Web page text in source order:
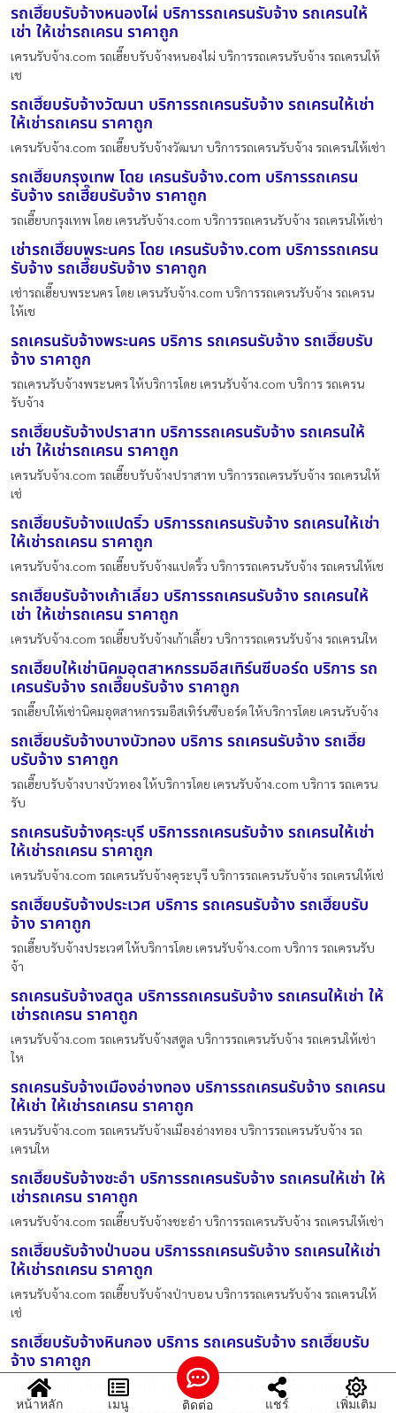
รถเฮี๊ยบรับจ้างหนองไผ่ บริการรถเครนรับจ้าง รถเครนให้
เช่า ให้เช่ารถเครน ราคาถูก
เครนรับจ้าง.com รถเฮี๊ยบรับจ้างหนองไผ่ บริการรถเครนรับจ้าง รถเครนให้
เช
รถเฮี๊ยบรับจ้างวัฒนา บริการรถเครนรับจ้าง รถเครนให้เช่า
ให้เช่ารถเครน ราคาถูก
เครนรับจ้าง.com รถเฮี๊ยบรับจ้างวัฒนา บริการรถเครนรับจ้าง รถเครนให้เช่า
รถเฮี๊ยบกรุงเทพ โดย เครนรับจ้าง.com บริการรถเครน
รับจ้าง รถเฮี๊ยบรับจ้าง ราคาถูก
รถเฮี๊ยบกรุงเทพ โดย เครนรับจ้าง.com บริการรถเครนรับจ้าง รถเครนให้เช่า
เช่ารถเฮี๊ยบพระนคร โดย เครนรับจ้าง.com บริการรถเครน
รับจ้าง รถเฮี๊ยบรับจ้าง ราคาถูก
เช่ารถเฮี๊ยบพระนคร โดย เครนรับจ้าง.com บริการรถเครนรับจ้าง รถเครน
ให้เช
รถเครนรับจ้างพระนคร บริการ รถเครนรับจ้าง รถเฮี๊ยบรับ
จ้าง ราคาถูก
รถเครนรับจ้างพระนคร ให้บริการโดย เครนรับจ้าง.com บริการ รถเครน
รับจ้าง
รถเฮี๊ยบรับจ้างปราสาท บริการรถเครนรับจ้าง รถเครนให้
เช่า ให้เช่ารถเครน ราคาถูก
เครนรับจ้าง.com รถเฮี๊ยบรับจ้างปราสาท บริการรถเครนรับจ้าง รถเครนให้
เช่
รถเฮี๊ยบรับจ้างแปดริ้ว บริการรถเครนรับจ้าง รถเครนให้เช่า
ให้เช่ารถเครน ราคาถูก
เครนรับจ้าง.com รถเฮี๊ยบรับจ้างแปดริ้ว บริการรถเครนรับจ้าง รถเครนให้เช
รถเฮี๊ยบรับจ้างเก้าเลี้ยว บริการรถเครนรับจ้าง รถเครนให้
เช่า ให้เช่ารถเครน ราคาถูก
เครนรับจ้าง.com รถเฮี๊ยบรับจ้างเก้าเลี้ยว บริการรถเครนรับจ้าง รถเครนให
รถเฮี๊ยบให้เช่านิคมอุตสาหกรรมอีสเทิร์นซีบอร์ด บริการ รถ
เครนรับจ้าง รถเฮี๊ยบรับจ้าง ราคาถูก
รถเฮี๊ยบให้เช่านิคมอุตสาหกรรมอีสเทิร์นซีบอร์ด ให้บริการโดย เครนรับจ้าง
รถเฮี๊ยบรับจ้างบางบัวทอง บริการ รถเครนรับจ้าง รถเฮี๊ย
บรับจ้าง ราคาถูก
รถเฮี๊ยบรับจ้างบางบัวทอง ให้บริการโดย เครนรับจ้าง.com บริการ รถเครน
รับ
รถเครนรับจ้างคุระบุรี บริการรถเครนรับจ้าง รถเครนให้เช่า
ให้เช่ารถเครน ราคาถูก
เครนรับจ้าง.com รถเครนรับจ้างคุระบุรี บริการรถเครนรับจ้าง รถเครนให้เช่
รถเฮี๊ยบรับจ้างประเวศ บริการ รถเครนรับจ้าง รถเฮี๊ยบรับ
จ้าง ราคาถูก
รถเฮี๊ยบรับจ้างประเวศ ให้บริการโดย เครนรับจ้าง.com บริการ รถเครนรับ
จ้า
รถเครนรับจ้างสตูล บริการรถเครนรับจ้าง รถเครนให้เช่า ให้
เช่ารถเครน ราคาถูก
เครนรับจ้าง.com รถเครนรับจ้างสตูล บริการรถเครนรับจ้าง รถเครนให้เช่า
ให
รถเครนรับจ้างเมืองอ่างทอง บริการรถเครนรับจ้าง รถเครน
ให้เช่า ให้เช่ารถเครน ราคาถูก
เครนรับจ้าง.com รถเครนรับจ้างเมืองอ่างทอง บริการรถเครนรับจ้าง รถ
เครนให
รถเฮี๊ยบรับจ้างชะอำ บริการรถเครนรับจ้าง รถเครนให้เช่า ให้
เช่ารถเครน ราคาถูก
เครนรับจ้าง.com รถเฮี๊ยบรับจ้างชะอำ บริการรถเครนรับจ้าง รถเครนให้เช่า
รถเฮี๊ยบรับจ้างป่าบอน บริการรถเครนรับจ้าง รถเครนให้เช่า
ให้เช่ารถเครน ราคาถูก
เครนรับจ้าง.com รถเฮี๊ยบรับจ้างป่าบอน บริการรถเครนรับจ้าง รถเครนให้
เช่
รถเฮี๊ยบรับจ้างหินกอง บริการ รถเครนรับจ้าง รถเฮี๊ยบรับ
จ้าง ราคาถูก
รถเฮี๊ยบรับจ้างหินกอง ให้บริการโดย เครนรับจ้าง.com บริการ รถเครนรับจ้า
หน้าหลัก เมนู ติดต่อ แชร์ เพิ่มเติม